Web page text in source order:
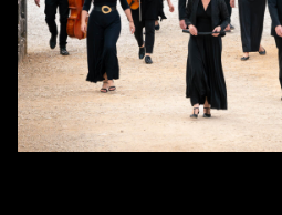
AGENDA
PROGRAMMES
Grands ensembles